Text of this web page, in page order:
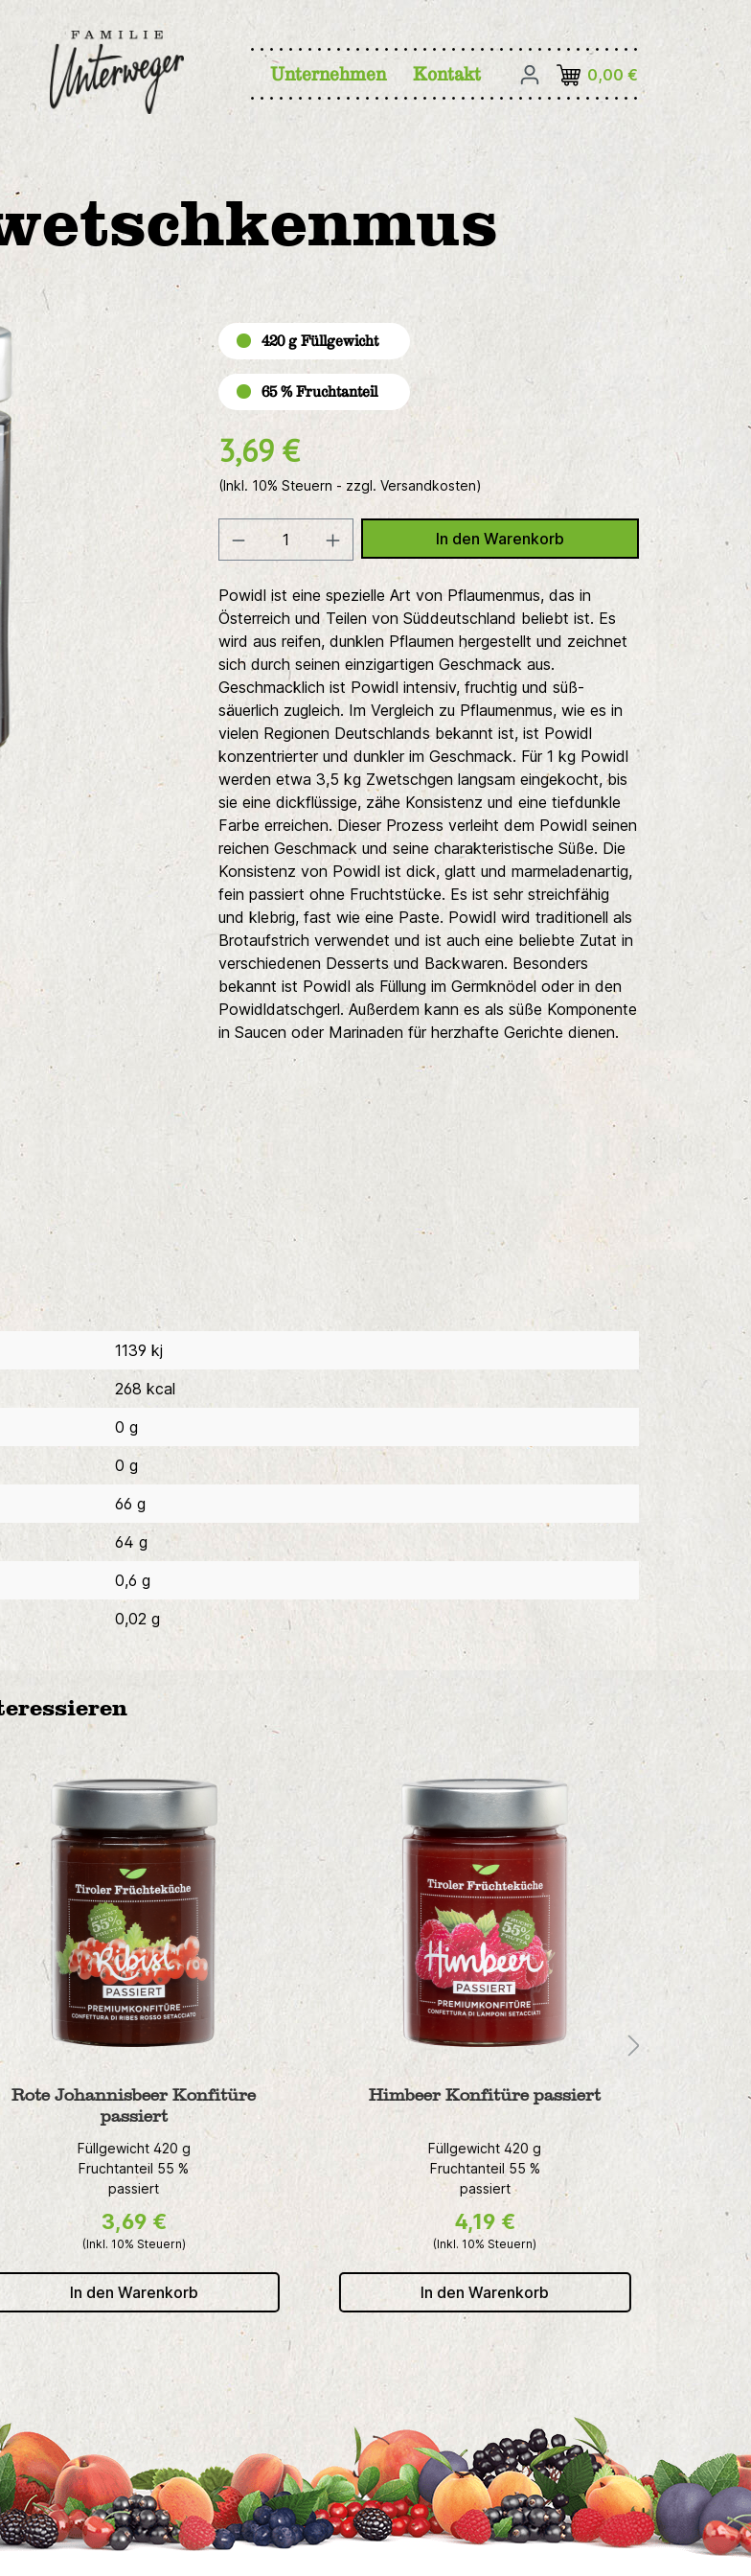
Unternehmen Kontakt 0,00 €
420 g Füllgewicht
65 % Fruchtanteil
3,69 €
(Inkl. 10% Steuern - zzgl. Versandkosten)
In den Warenkorb
Powidl ist eine spezielle Art von Pflaumenmus, das in
Österreich und Teilen von Süddeutschland beliebt ist. Es
wird aus reifen, dunklen Pflaumen hergestellt und zeichnet
sich durch seinen einzigartigen Geschmack aus.
Geschmacklich ist Powidl intensiv, fruchtig und süß-
säuerlich zugleich. Im Vergleich zu Pflaumenmus, wie es in
vielen Regionen Deutschlands bekannt ist, ist Powidl
konzentrierter und dunkler im Geschmack. Für 1 kg Powidl
werden etwa 3,5 kg Zwetschgen langsam eingekocht, bis
sie eine dickflüssige, zähe Konsistenz und eine tiefdunkle
Farbe erreichen. Dieser Prozess verleiht dem Powidl seinen
reichen Geschmack und seine charakteristische Süße. Die
Konsistenz von Powidl ist dick, glatt und marmeladenartig,
fein passiert ohne Fruchtstücke. Es ist sehr streichfähig
und klebrig, fast wie eine Paste. Powidl wird traditionell als
Brotaufstrich verwendet und ist auch eine beliebte Zutat in
verschiedenen Desserts und Backwaren. Besonders
bekannt ist Powidl als Füllung im Germknödel oder in den
Powidldatschgerl. Außerdem kann es als süße Komponente
in Saucen oder Marinaden für herzhafte Gerichte dienen.
1139 kj
268 kcal
0 g
0 g
66 g
64 g
0,6 g
0,02 g
Johannisbeer Konfitüre
passiert
Füllgewicht 420 g
Fruchtanteil 55 %
passiert
3,69 €
(Inkl. 10% Steuern)
In den Warenkorb
Himbeer Konfitüre passiert
Füllgewicht 420 g
Fruchtanteil 55 %
passiert
4,19 €
(Inkl. 10% Steuern)
In den Warenkorb